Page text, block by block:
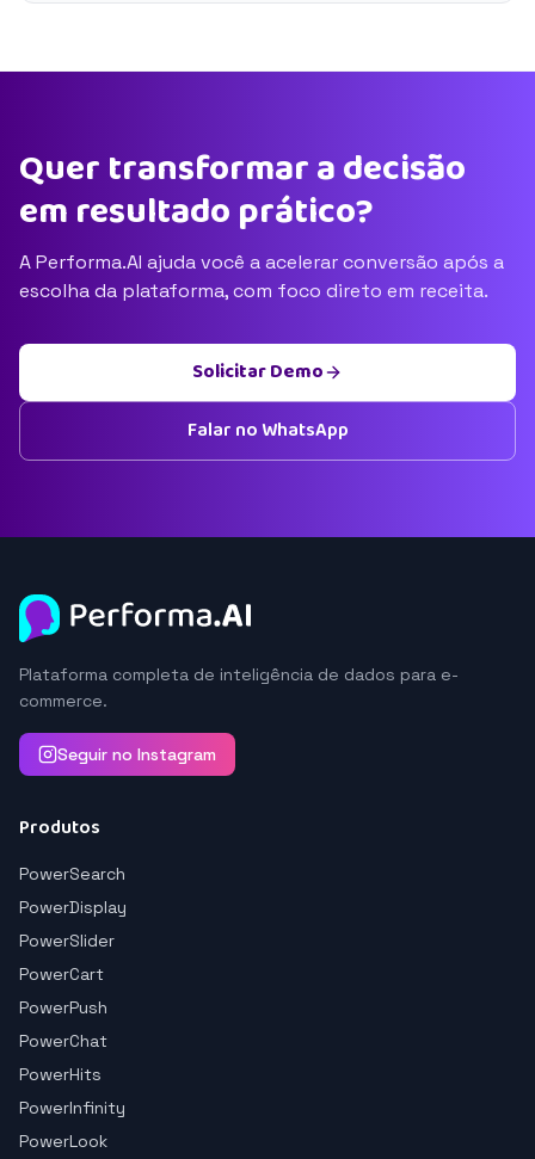
Quer transformar a decisão
em resultado prático?
A Performa.AI ajuda você a acelerar conversão após a
escolha da plataforma, com foco direto em receita.
Solicitar Demo
Falar no WhatsApp
Plataforma completa de inteligência de dados para e-
commerce.
Seguir no Instagram
Produtos
PowerSearch
PowerDisplay
PowerSlider
PowerCart
PowerPush
PowerChat
PowerHits
PowerInfinity
PowerLook